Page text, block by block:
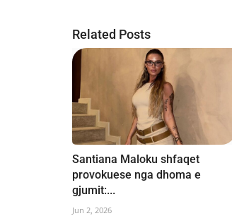
Related Posts
Santiana Maloku shfaqet
provokuese nga dhoma e
gjumit:...
Jun 2, 2026